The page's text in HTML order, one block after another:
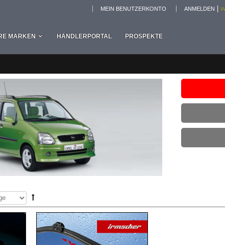
MEIN BENUTZERKONTO ANMELDEN
MARKEN HÄNDLERPORTAL PROSPEKTE